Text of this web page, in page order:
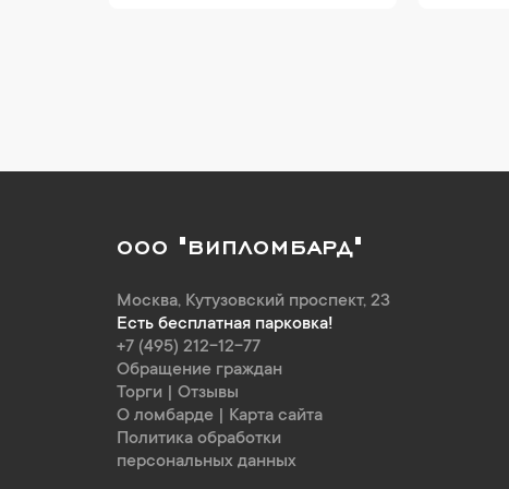
ООО "ВИПЛОМБАРД"
Москва, Кутузовский проспект, 23
Есть бесплатная парковка!
+7 (495) 212-12-77
Обращение граждан
Торги
Отзывы
О ломбарде
Карта сайта
Политика обработки
персональных данных